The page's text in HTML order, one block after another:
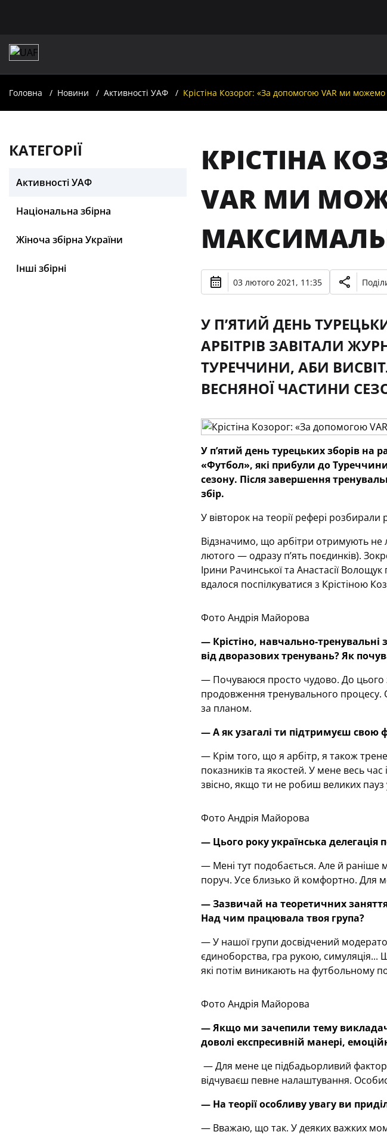
Головна Новини Активності УАФ Крістіна Козорог: «За допомогою VAR ми
КАТЕГОРІЇ
Активності УАФ
Національна збірна
Жіноча збірна України
Інші збірні
КРІСТІНА
VAR МИ
03 лютого 2021, 11:35
У П’ЯТИЙ ДЕНЬ
АРБІТРІВ ЗАВІТАЛИ
ТУРЕЧЧИНИ, АБИ
ВЕСНЯНОЇ ЧАСТИНИ
У п’ятий день турецьких зборів на
«Футбол», які прибули до
сезону. Після завершення
збір.
У вівторок на теорії рефері розбирали
Відзначимо, що арбітри отримують не
лютого — одразу п’ять поєдинків).
Ірини Рачинської та Анастасії
вдалося поспілкуватися з Крістіною
Фото Андрія Майорова
— Крістіно, навчально-тренувальні
від дворазових тренувань? Як
— Почуваюся просто чудово. До цього
продовження тренувального
за планом.
— А як узагалі ти підтримуєш свою
— Крім того, що я арбітр, я також
показників та якостей. У мене весь
звісно, якщо ти не робиш великих пауз
Фото Андрія Майорова
— Цього року українська делегація
— Мені тут подобається. Але й
поруч. Усе близько й комфортно. Для
— Зазвичай на теоретичних
Над чим працювала твоя група?
— У нашої групи досвідчений
єдиноборства, гра рукою,
які потім виникають на футбольному
Фото Андрія Майорова
— Якщо ми зачепили тему
доволі експресивній манері,
— Для мене це підбадьорливий
відчуваєш певне налаштування.
— На теорії особливу увагу ви
— Вважаю, що так. У деяких важких